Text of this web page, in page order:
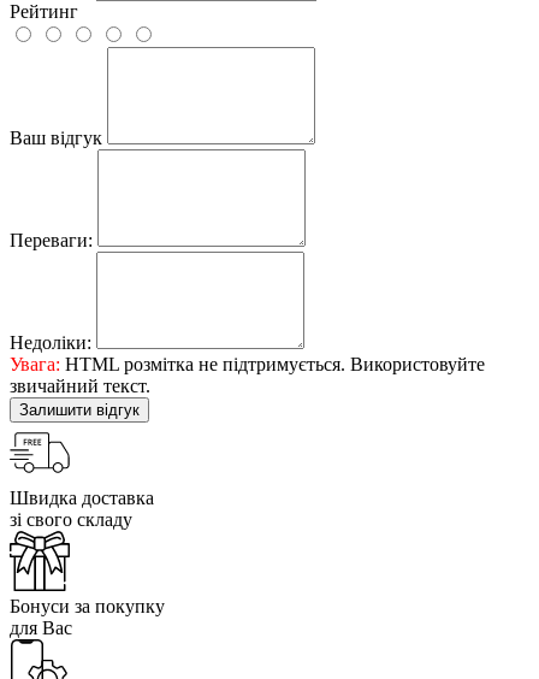
Рейтинг
Ваш відгук
Переваги:
Недоліки:
Увага: HTML розмітка не підтримується. Використовуйте
звичайний текст.
Залишити відгук
Швидка доставка
зі свого складу
Бонуси за покупку
для Вас